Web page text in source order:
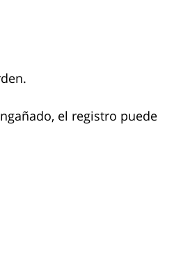
el registro puede